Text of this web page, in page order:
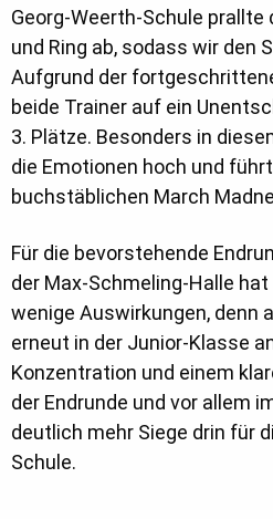
Georg-Weerth-Schule prallte
und Ring ab, sodass wir den
Aufgrund der
beide Trainer auf ein
3. Plätze. Besonders in
die Emotionen hoch und
buchstäblichen March
Für die bevorstehende
der Max-Schmeling-Halle
wenige Auswirkungen, denn
erneut in der Junior-Klasse
Konzentration und einem
der Endrunde und vor allem
deutlich mehr Siege drin für
Schule.